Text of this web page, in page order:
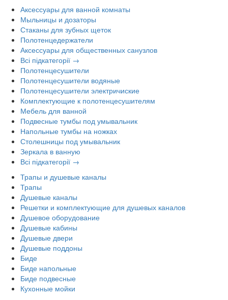
Аксессуары для ванной комнаты
Мыльницы и дозаторы
Стаканы для зубных щеток
Полотенцедержатели
Аксессуары для общественных санузлов
Всі підкатегорії →
Полотенцесушители
Полотенцесушители водяные
Полотенцесушители электричиские
Комплектующие к полотенцесушителям
Мебель для ванной
Подвесные тумбы под умывальник
Напольные тумбы на ножках
Столешницы под умывальник
Зеркала в ванную
Всі підкатегорії →
Трапы и душевые каналы
Трапы
Душевые каналы
Решетки и комплектующие для душевых каналов
Душевое оборудование
Душевые кабины
Душевые двери
Душевые поддоны
Биде
Биде напольные
Биде подвесные
Кухонные мойки